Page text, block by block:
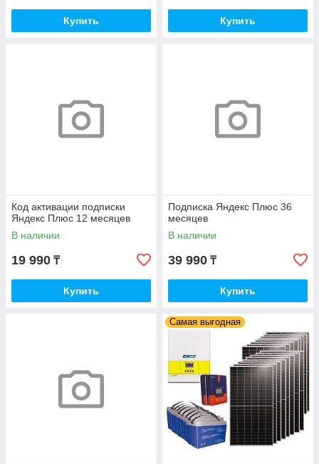
Купить Купить
Код активации подписки
Яндекс Плюс 12 месяцев
В наличии
19 990 ₸
Купить
Подписка Яндекс Плюс 36
месяцев
В наличии
39 990 ₸
Купить
Самая выгодная